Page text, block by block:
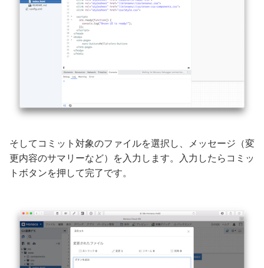
そしてコミット対象のファイルを選択し、メッセージ（変
更内容のサマリーなど）を入力します。入力したらコミッ
トボタンを押して完了です。